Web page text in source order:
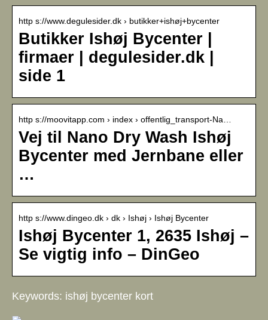
http s://www.degulesider.dk › butikker+ishøj+bycenter
Butikker Ishøj Bycenter |
firmaer | degulesider.dk |
side 1
http s://moovitapp.com › index › offentlig_transport-Na…
Vej til Nano Dry Wash Ishøj
Bycenter med Jernbane eller
…
http s://www.dingeo.dk › dk › Ishøj › Ishøj Bycenter
Ishøj Bycenter 1, 2635 Ishøj –
Se vigtig info – DinGeo
Keywords: ishøj bycenter kort